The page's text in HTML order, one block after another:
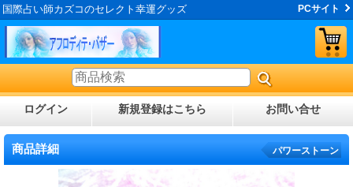
国際占い師カズコのセレクト幸運グッズ PCサイト
ログイン 新規登録はこちら お問い合せ
商品詳細 パワーストーン